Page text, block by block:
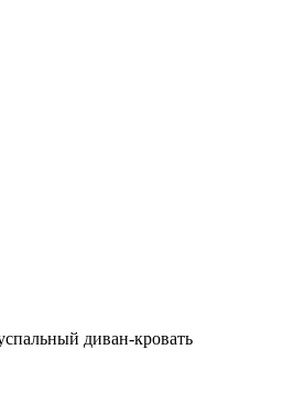
диван-кровать